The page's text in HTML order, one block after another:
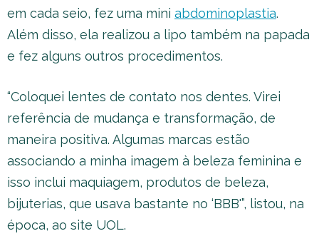
em cada seio, fez uma mini abdominoplastia.
Além disso, ela realizou a lipo também na papada
e fez alguns outros procedimentos.
“Coloquei lentes de contato nos dentes. Virei
referência de mudança e transformação, de
maneira positiva. Algumas marcas estão
associando a minha imagem à beleza feminina e
isso inclui maquiagem, produtos de beleza,
bijuterias, que usava bastante no ‘BBB'”, listou, na
época, ao site UOL.